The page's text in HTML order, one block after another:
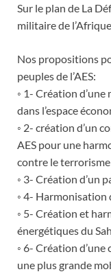
Sur le plan de La
militaire de
Nos propositions
peuples de l’AES:
◦ 1- Création
dans l’espace
◦ 2- création d’un
AES pour une
contre le
◦ 3- Création d’un
◦ 4- Harmonisation
◦ 5- Création et
énergétiques du
◦ 6- Création
une plus grande